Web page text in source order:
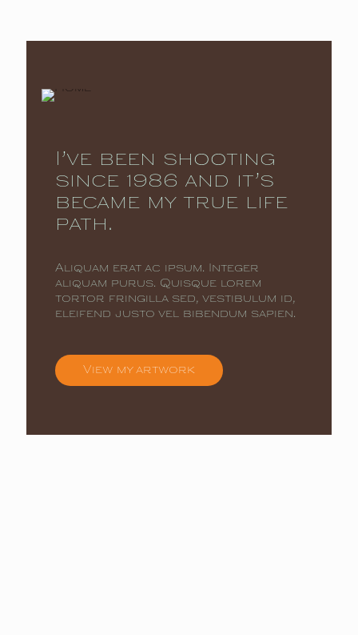
I’ve been shooting
since 1986 and it’s
became my true life
path.
Aliquam erat ac ipsum. Integer
aliquam purus. Quisque lorem
tortor fringilla sed, vestibulum id,
eleifend justo vel bibendum sapien.
View my artwork